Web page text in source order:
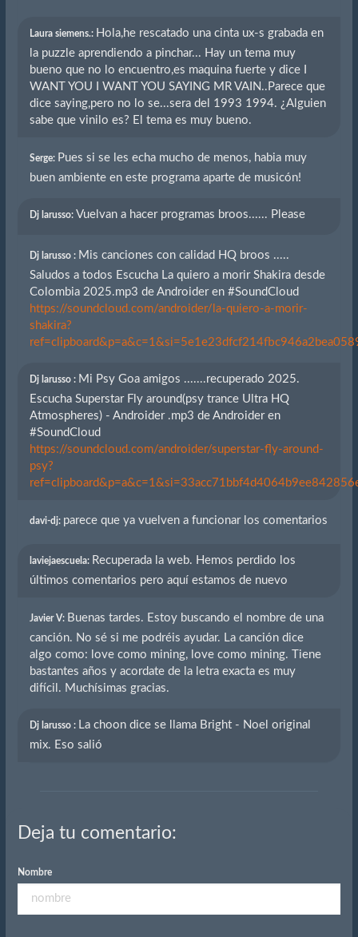
Laura siemens.: Hola,he rescatado una cinta ux-s grabada en
la puzzle aprendiendo a pinchar... Hay un tema muy
bueno que no lo encuentro,es maquina fuerte y dice I
WANT YOU I WANT YOU SAYING MR VAIN..Parece que
dice saying,pero no lo se...sera del 1993 1994. ¿Alguien
sabe que vinilo es? El tema es muy bueno.
Serge: Pues si se les echa mucho de menos, habia muy
buen ambiente en este programa aparte de musicón!
Dj larusso: Vuelvan a hacer programas broos...... Please
Dj larusso : Mis canciones con calidad HQ broos .....
Saludos a todos Escucha La quiero a morir Shakira desde
Colombia 2025.mp3 de Androider en #SoundCloud
https://soundcloud.com/androider/la-quiero-a-morir-
shakira?
Dj larusso : Mi Psy Goa amigos .......recuperado 2025.
Escucha Superstar Fly around(psy trance Ultra HQ
Atmospheres) - Androider .mp3 de Androider en
#SoundCloud
https://soundcloud.com/androider/superstar-fly-around-
psy?
davi-dj: parece que ya vuelven a funcionar los comentarios
laviejaescuela: Recuperada la web. Hemos perdido los
últimos comentarios pero aquí estamos de nuevo
Javier V: Buenas tardes. Estoy buscando el nombre de una
canción. No sé si me podréis ayudar. La canción dice
algo como: love como mining, love como mining. Tiene
bastantes años y acordate de la letra exacta es muy
difícil. Muchísimas gracias.
Dj larusso : La choon dice se llama Bright - Noel original
mix. Eso salió
Deja tu comentario:
Nombre